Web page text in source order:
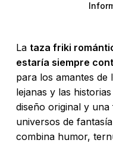
La taza friki
estaría siempre
para los amantes de
lejanas y las
diseño original y
universos de
combina humor,